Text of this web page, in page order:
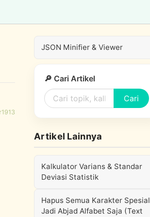
JSON Minifier & Viewer
🔎 Cari Artikel
Cari
Artikel Lainnya
Kalkulator Varians & Standar
Deviasi Statistik
Hapus Semua Karakter Spesial
Jadi Abjad Alfabet Saja (Text